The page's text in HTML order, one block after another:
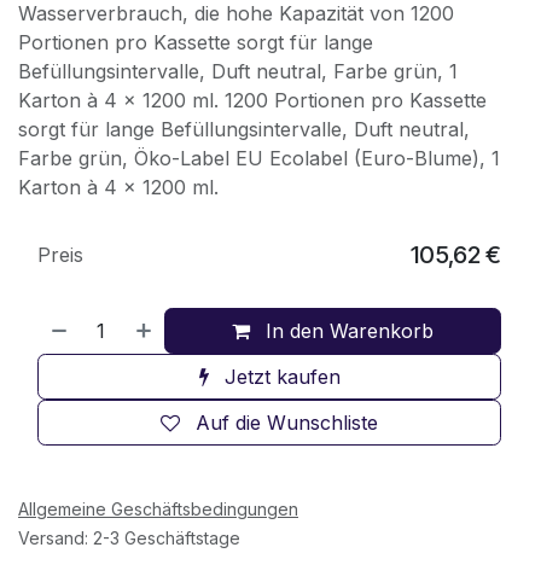
Wasserverbrauch, die hohe Kapazität von 1200
Portionen pro Kassette sorgt für lange
Befüllungsintervalle, Duft neutral, Farbe grün, 1
Karton à 4 x 1200 ml. 1200 Portionen pro Kassette
sorgt für lange Befüllungsintervalle, Duft neutral,
Farbe grün, Öko-Label EU Ecolabel (Euro-Blume), 1
Karton à 4 x 1200 ml.
In den Warenkorb
Jetzt kaufen
Auf die Wunschliste
Preis 105,62€
Allgemeine Geschäftsbedingungen
Versand: 2-3 Geschäftstage